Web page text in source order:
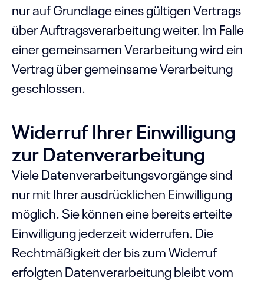
nur auf Grundlage eines gültigen Vertrags
über Auftragsverarbeitung weiter. Im Falle
einer gemeinsamen Verarbeitung wird ein
Vertrag über gemeinsame Verarbeitung
geschlossen.
Widerruf Ihrer Einwilligung
zur Datenverarbeitung
Viele Datenverarbeitungsvorgänge sind
nur mit Ihrer ausdrücklichen Einwilligung
möglich. Sie können eine bereits erteilte
Einwilligung jederzeit widerrufen. Die
Rechtmäßigkeit der bis zum Widerruf
erfolgten Datenverarbeitung bleibt vom